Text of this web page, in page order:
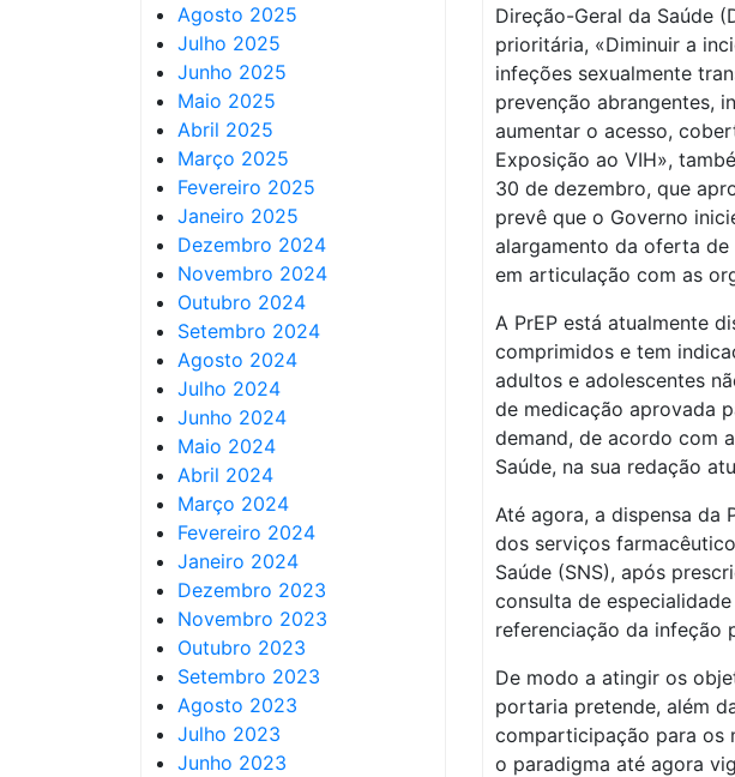
Agosto 2025
Julho 2025
Junho 2025
Maio 2025
Abril 2025
Março 2025
Fevereiro 2025
Janeiro 2025
Dezembro 2024
Novembro 2024
Outubro 2024
Setembro 2024
Agosto 2024
Julho 2024
Junho 2024
Maio 2024
Abril 2024
Março 2024
Fevereiro 2024
Janeiro 2024
Dezembro 2023
Novembro 2023
Outubro 2023
Setembro 2023
Agosto 2023
Julho 2023
Junho 2023
Direção-Geral da Saúde
prioritária, «Diminuir a
infeções sexualmente
prevenção abrangentes,
aumentar o acesso,
Exposição ao VIH»,
30 de dezembro, que
prevê que o Governo
alargamento da oferta de
em articulação com as
A PrEP está atualmente
comprimidos e tem
adultos e adolescentes
de medicação aprovada
demand, de acordo com
Saúde, na sua redação
Até agora, a dispensa da
dos serviços
Saúde (SNS), após
consulta de
referenciação da infeção
De modo a atingir os
portaria pretende, além
comparticipação para os
o paradigma até agora